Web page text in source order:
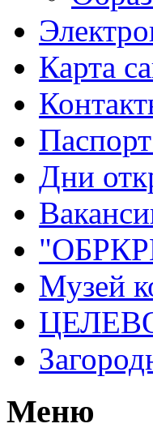
Карта
Дни
Музей
Меню